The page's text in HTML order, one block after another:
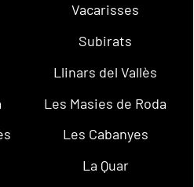
Vacarisses
Subirats
Llinars del Vallès
Les Masies de Roda
Les Cabanyes
La Quar